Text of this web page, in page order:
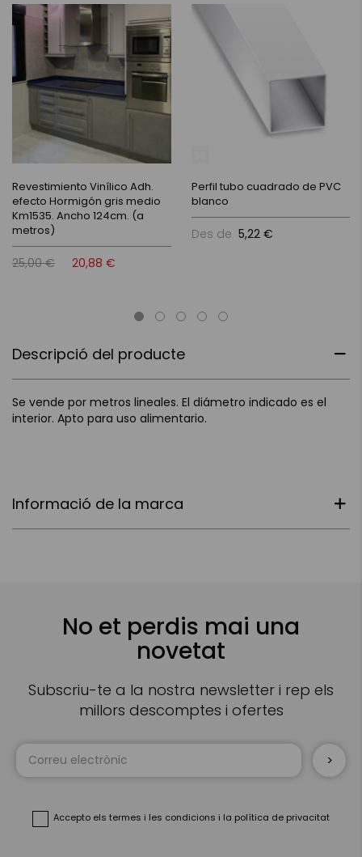
Descripció del producte
Se vende por metros lineales. El diámetro indicado es el
interior. Apto para uso alimentario.
Informació de la marca
Revestimiento Vinílico Adh.
efecto Hormigón gris medio
Km1535. Ancho 124cm. (a
metros)
25,00 € 20,88 €
Perfil tubo cuadrado de PVC
blanco
Des de 5,22 €
No et perdis mai una
novetat
Subscriu-te a la nostra newsletter i rep els
millors descomptes i ofertes
Sign
Accepto els termes i les condicions i la política de privacitat